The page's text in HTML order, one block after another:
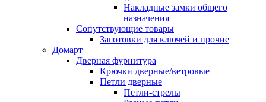
Накладные замки общего
назначения
Сопутствующие товары
Заготовки для ключей и прочие
Домарт
Дверная фурнитура
Крючки дверные/ветровые
Петли дверные
Петли-стрелы